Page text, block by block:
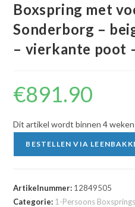
Boxspring met
Sonderborg –
– vierkante poot
€891.90
Dit artikel wordt binnen 4
BESTELLEN VIA
Artikelnummer: 12849505
Categorie: 1-Persoons Boxsprings